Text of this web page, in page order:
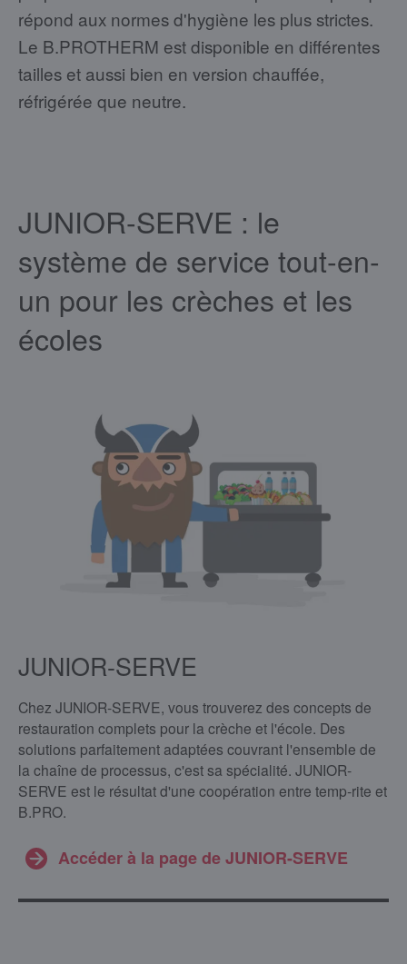
répond aux normes d'hygiène les plus strictes.
Le B.PROTHERM est disponible en différentes
tailles et aussi bien en version chauffée,
réfrigérée que neutre.
JUNIOR-SERVE : le
système de service tout-en-
un pour les crèches et les
écoles
JUNIOR-SERVE
Chez JUNIOR-SERVE, vous trouverez des concepts de
restauration complets pour la crèche et l'école. Des
solutions parfaitement adaptées couvrant l'ensemble de
la chaîne de processus, c'est sa spécialité. JUNIOR-
SERVE est le résultat d'une coopération entre temp-rite et
B.PRO.
Accéder à la page de JUNIOR-SERVE